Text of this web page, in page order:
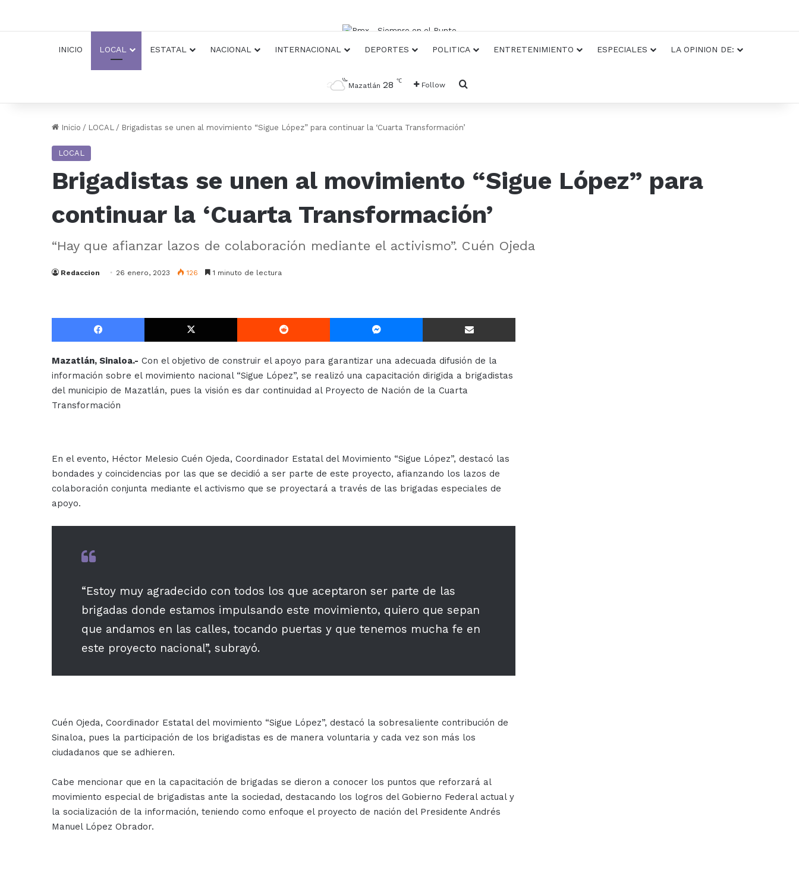
INICIO LOCAL ESTATAL NACIONAL INTERNACIONAL DEPORTES POLITICA ENTRETENIMIENTO ESPECIALES LA OPINION DE:
Mazatlán 28 ℃ Follow Busqueda
Inicio / LOCAL / Brigadistas se unen al movimiento “Sigue López” para continuar la ‘Cuarta Transformación’
LOCAL
Brigadistas se unen al movimiento “Sigue López” para
continuar la ‘Cuarta Transformación’
“Hay que afianzar lazos de colaboración mediante el activismo”. Cuén Ojeda
Redaccion 26 enero, 2023 126 1 minuto de lectura
Facebook X Reddit Messenger Compartir Via E-mail
Mazatlán, Sinaloa.- Con el objetivo de construir el apoyo para garantizar una adecuada difusión de la
información sobre el movimiento nacional “Sigue López”, se realizó una capacitación dirigida a brigadistas
del municipio de Mazatlán, pues la visión es dar continuidad al Proyecto de Nación de la Cuarta
Transformación
En el evento, Héctor Melesio Cuén Ojeda, Coordinador Estatal del Movimiento “Sigue López”, destacó las
bondades y coincidencias por las que se decidió a ser parte de este proyecto, afianzando los lazos de
colaboración conjunta mediante el activismo que se proyectará a través de las brigadas especiales de
apoyo.
“Estoy muy agradecido con todos los que aceptaron ser parte de las
brigadas donde estamos impulsando este movimiento, quiero que sepan
que andamos en las calles, tocando puertas y que tenemos mucha fe en
este proyecto nacional”, subrayó.
Cuén Ojeda, Coordinador Estatal del movimiento “Sigue López”, destacó la sobresaliente contribución de
Sinaloa, pues la participación de los brigadistas es de manera voluntaria y cada vez son más los
ciudadanos que se adhieren.
Cabe mencionar que en la capacitación de brigadas se dieron a conocer los puntos que reforzará al
movimiento especial de brigadistas ante la sociedad, destacando los logros del Gobierno Federal actual y
la socialización de la información, teniendo como enfoque el proyecto de nación del Presidente Andrés
Manuel López Obrador.